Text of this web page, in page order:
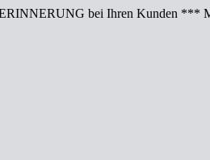
bei Ihren Kunden ***